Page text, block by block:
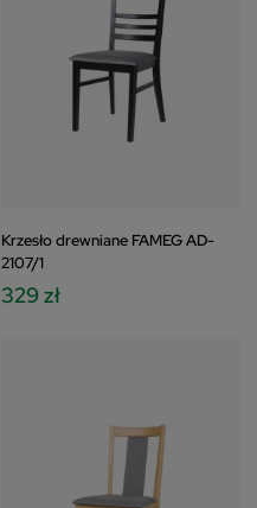
Krzesło drewniane FAMEG AD-
2107/1
329 zł